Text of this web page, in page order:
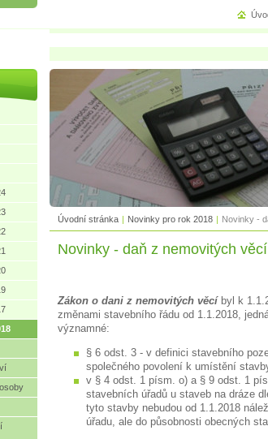
Úvodní stránka | Novinky pro rok 2018 | Novinky -
Novinky - daň z nemovitých věcí
Zákon o dani z nemovitých věcíbyl k
změnami stavebního řádu od 1.1.2018,
významné:
§ 6 odst. 3 - v definici stavebního
společného povolení k umístění
v § 4 odst. 1 písm. o) a § 9 odst. 1
stavebních úřadů u staveb na dráze
tyto stavby nebudou od 1.1.2018
úřadu, ale do působnosti obecných